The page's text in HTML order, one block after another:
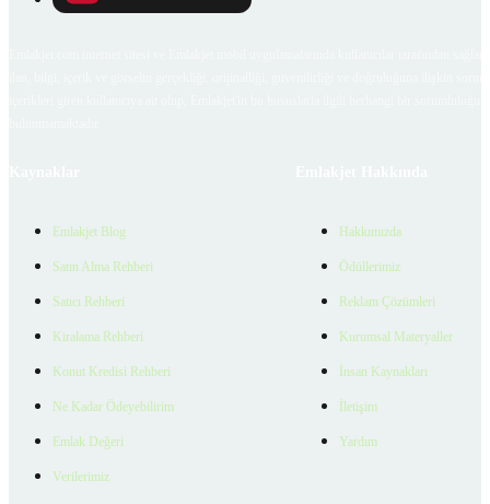
Emlakjet Blog
Satın Alma Rehberi
Satıcı Rehberi
Kiralama Rehberi
Konut Kredisi Rehberi
Ne Kadar Ödeyebilirim
Emlak Değeri
Verilerimiz
Hakkımızda
Ödüllerimiz
Reklam Çözümleri
Kurumsal Materyaller
İnsan Kaynakları
İletişim
Yardım